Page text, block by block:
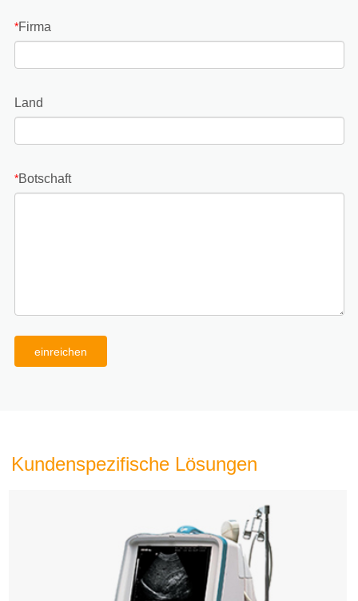
*Firma
Land
*Botschaft
einreichen
Kundenspezifische Lösungen